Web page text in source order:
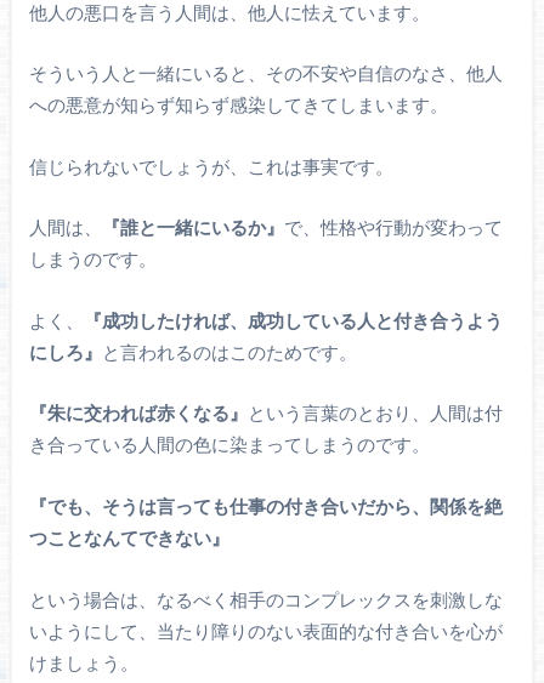
他人の悪口を言う人間は、他人に怯えています。
そういう人と一緒にいると、その不安や自信のなさ、他人
への悪意が知らず知らず感染してきてしまいます。
信じられないでしょうが、これは事実です。
人間は、 『誰と一緒にいるか』 で、性格や行動が変わって
しまうのです。
よく、
『成功したければ、成功している人と付き合うよう
にしろ』 と言われるのはこのためです。
『朱に交われば赤くなる』 という言葉のとおり、人間は付
き合っている人間の色に染まってしまうのです。
『でも、そうは言っても仕事の付き合いだから、関係を絶
つことなんてできない』
という場合は、なるべく相手のコンプレックスを刺激しな
いようにして、当たり障りのない表面的な付き合いを心が
けましょう。